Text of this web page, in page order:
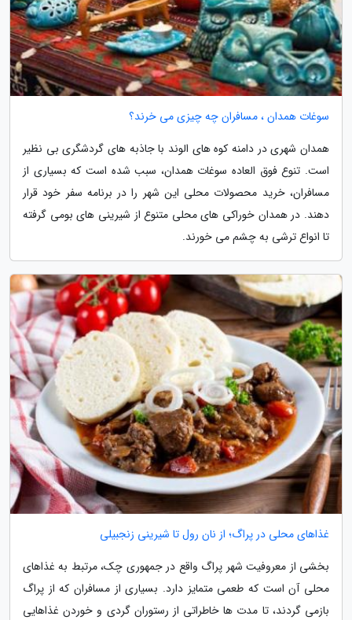
سوغات همدان ، مسافران چه چیزی می خرند؟
همدان شهری در دامنه کوه های الوند با جاذبه های گردشگری بی نظیر
است. تنوع فوق العاده سوغات همدان، سبب شده است که بسیاری از
مسافران، خرید محصولات محلی این شهر را در برنامه سفر خود قرار
دهند. در همدان خوراکی های محلی متنوع از شیرینی های بومی گرفته
تا انواع ترشی به چشم می خورند.
غذاهای محلی در پراگ؛ از نان رول تا شیرینی زنجبیلی
بخشی از معروفیت شهر پراگ واقع در جمهوری چک، مرتبط به غذاهای
محلی آن است که طعمی متمایز دارد. بسیاری از مسافران که از پراگ
بازمی گردند، تا مدت ها خاطراتی از رستوران گردی و خوردن غذاهایی